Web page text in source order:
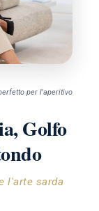
per l'aperitivo
Golfo
l'arte sarda